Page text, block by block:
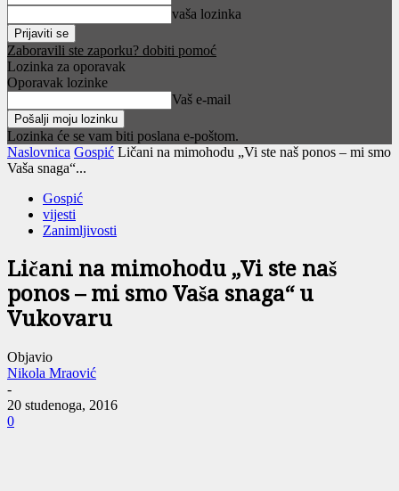
vaša lozinka
Zaboravili ste zaporku? dobiti pomoć
Lozinka za oporavak
Oporavak lozinke
Vaš e-mail
Lozinka će se vam biti poslana e-poštom.
Naslovnica Gospić Ličani na mimohodu „Vi ste naš ponos – mi smo
Vaša snaga“...
Gospić
vijesti
Zanimljivosti
Ličani na mimohodu „Vi ste naš
ponos – mi smo Vaša snaga“ u
Vukovaru
Objavio
Nikola Mraović
-
20 studenoga, 2016
0